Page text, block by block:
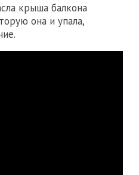
крыша балкона
она и упала,